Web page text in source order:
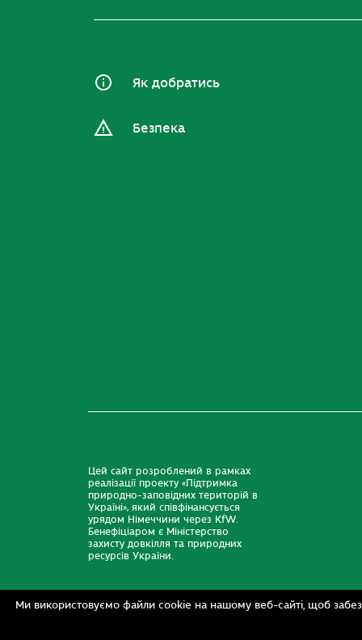
Ми використовуємо файли cookie на нашому веб-сайті, щоб
Як добратись
Безпека
Цей сайт розроблений в рамках
реалізації проекту «Підтримка
природно-заповідних територій в
Україні», який співфінансується
урядом Німеччини через KfW.
Бенефіціаром є Міністерство
захисту довкілля та природних
ресурсів України.